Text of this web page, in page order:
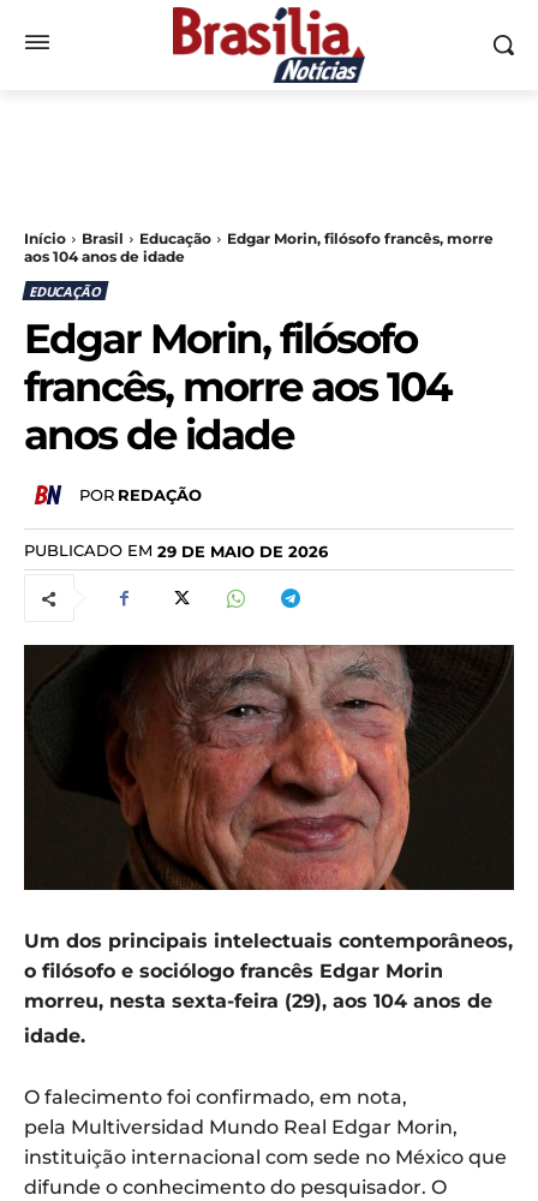
Início Brasil Educação
Edgar Morin, filósofo francês, morre
aos 104 anos de idade
EDUCAÇÃO
Edgar Morin, filósofo
francês, morre aos 104
anos de idade
POR REDAÇÃO
PUBLICADO EM 29 DE MAIO DE 2026
Um dos principais intelectuais contemporâneos,
o filósofo e sociólogo francês Edgar Morin
morreu, nesta sexta-feira (29), aos 104 anos de
idade.
O falecimento foi confirmado, em nota,
pela Multiversidad Mundo Real Edgar Morin,
instituição internacional com sede no México que
difunde o conhecimento do pesquisador. O